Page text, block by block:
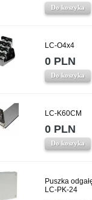
Do koszyka
LC-O4x4
0 PLN
Do koszyka
LC-K60CM
0 PLN
Do koszyka
Puszka
LC-PK-24